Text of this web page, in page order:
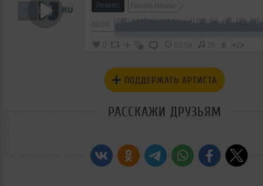
Ремикс Electro House
02:56 26 </>
ПОДДЕРЖАТЬ АРТИСТА
РАССКАЖИ ДРУЗЬЯМ